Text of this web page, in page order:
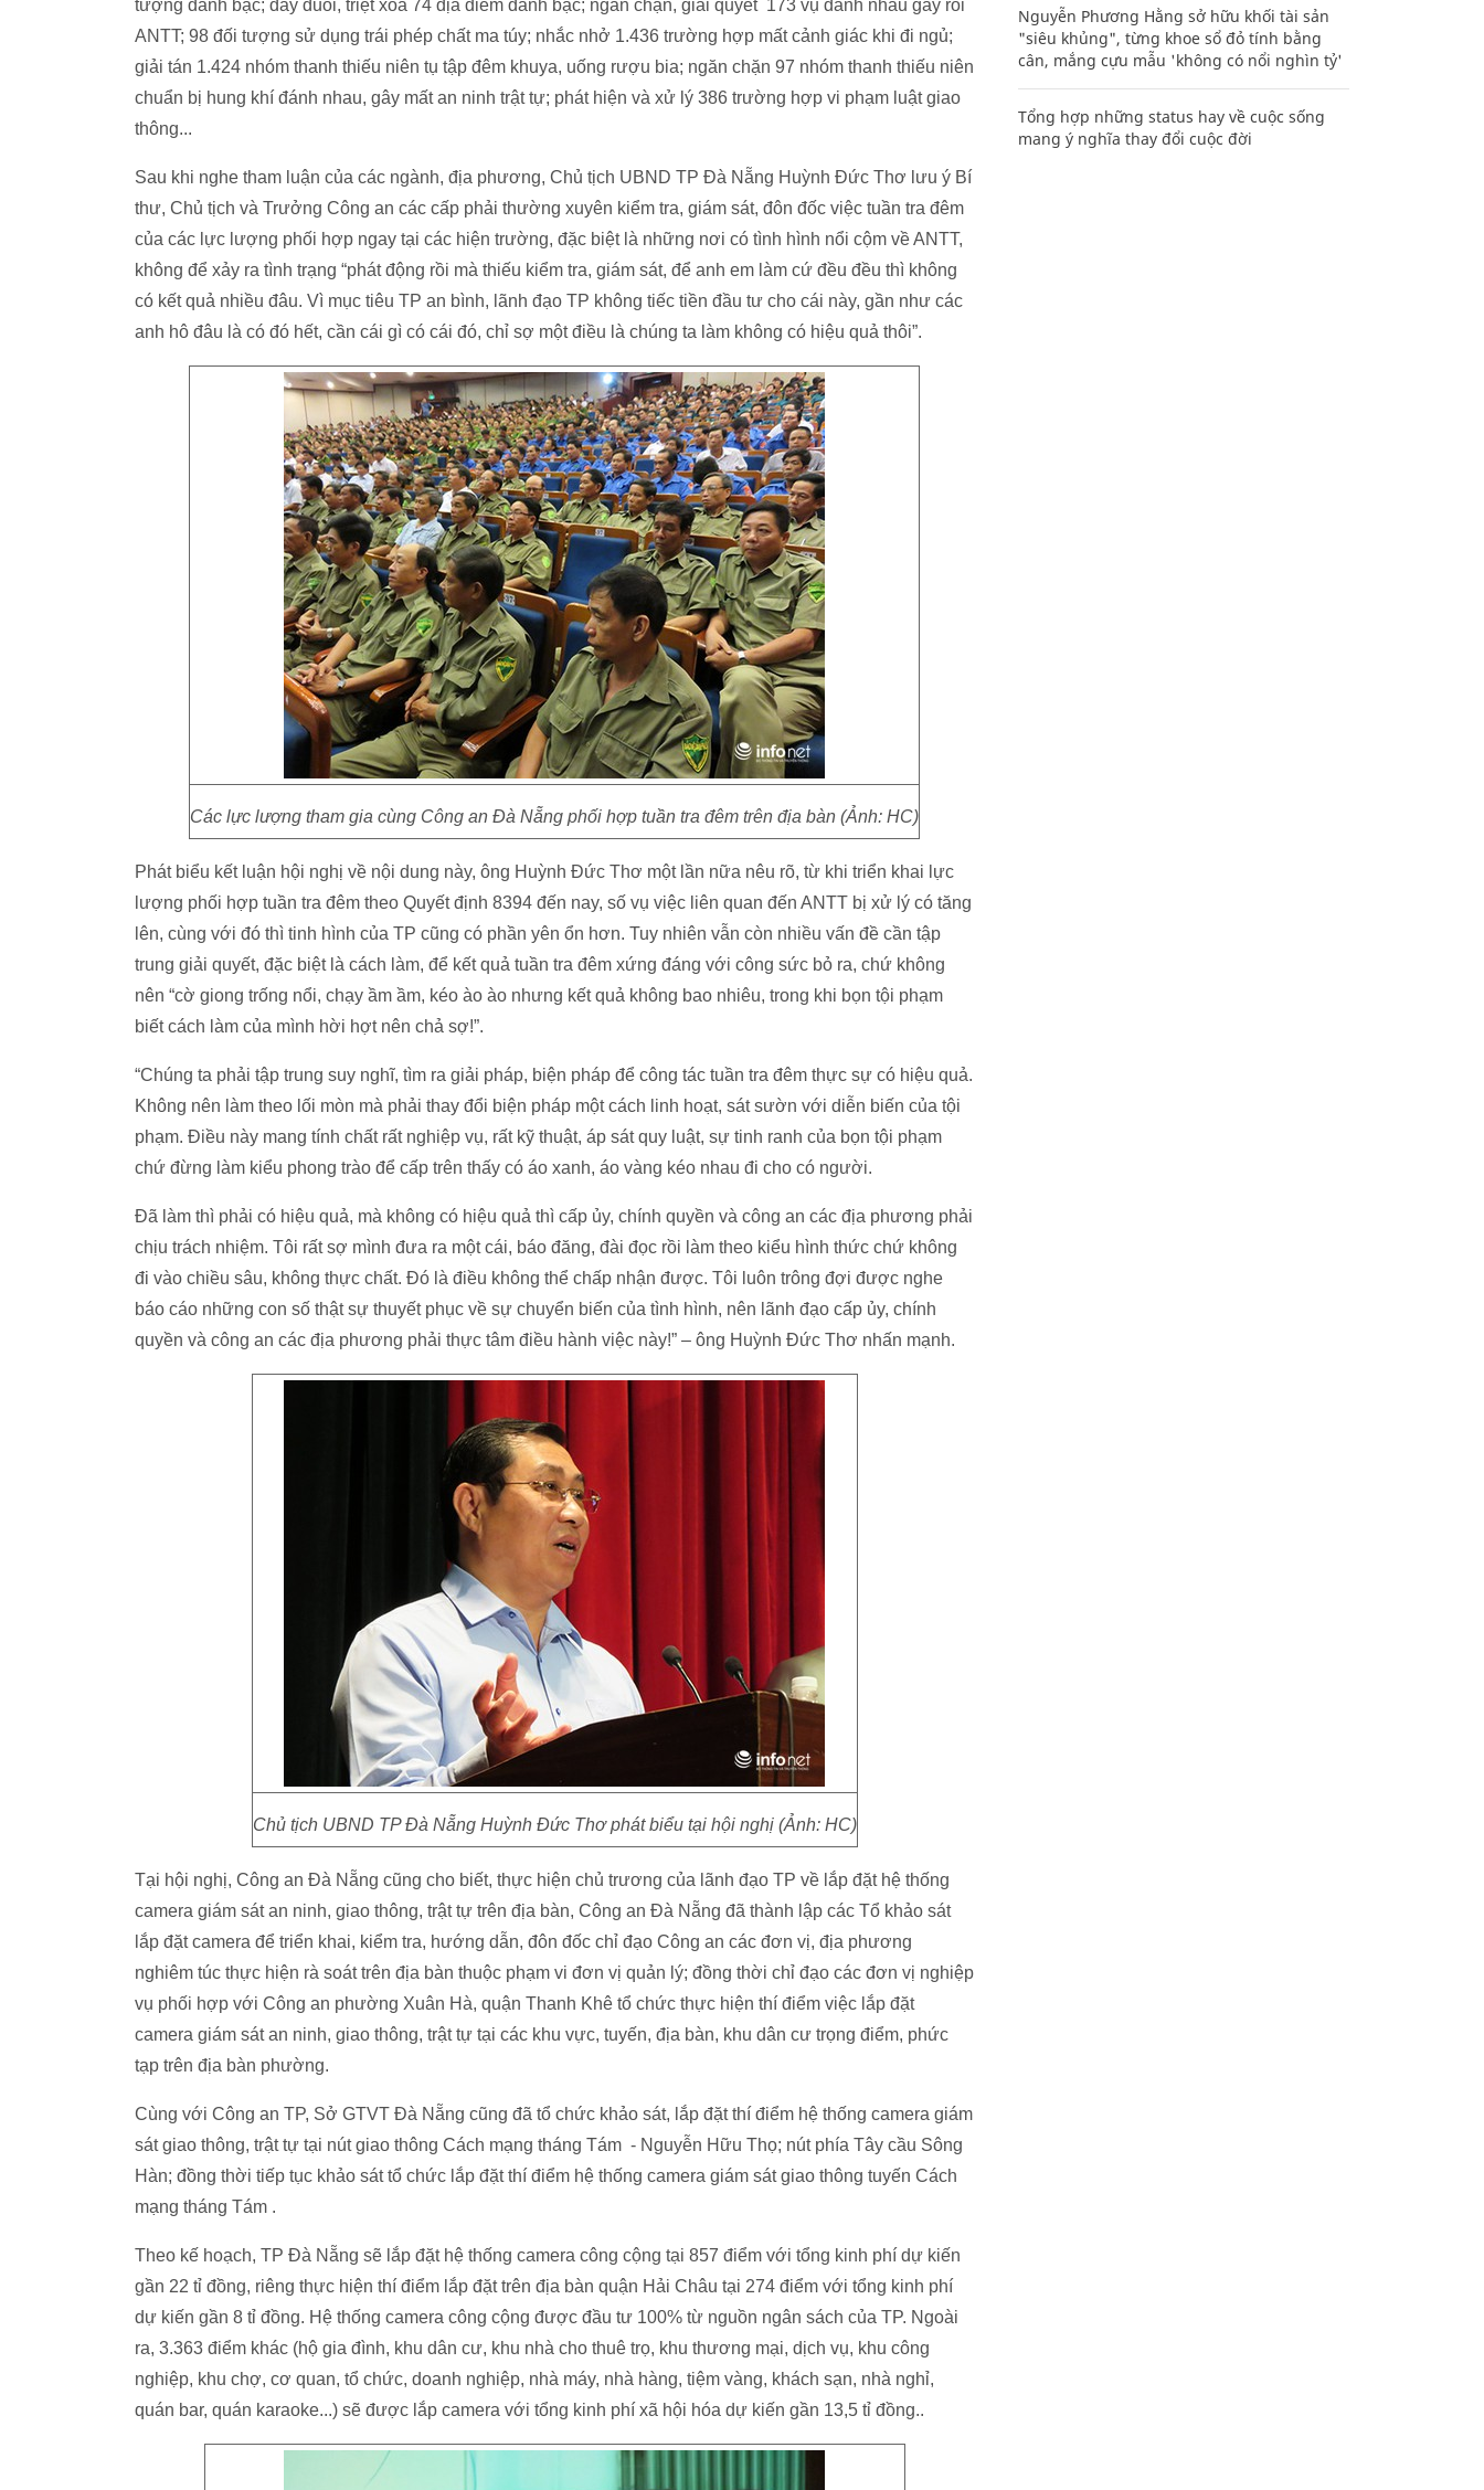
tượng đánh bạc; đẩy đuổi, triệt xóa 74 địa điểm đánh bạc; ngăn chặn, giải quyết 173 vụ đánh nhau gây rối
ANTT; 98 đối tượng sử dụng trái phép chất ma túy; nhắc nhở 1.436 trường hợp mất cảnh giác khi đi ngủ;
giải tán 1.424 nhóm thanh thiếu niên tụ tập đêm khuya, uống rượu bia; ngăn chặn 97 nhóm thanh thiếu niên
chuẩn bị hung khí đánh nhau, gây mất an ninh trật tự; phát hiện và xử lý 386 trường hợp vi phạm luật giao
thông...
Sau khi nghe tham luận của các ngành, địa phương, Chủ tịch UBND TP Đà Nẵng Huỳnh Đức Thơ lưu ý Bí
thư, Chủ tịch và Trưởng Công an các cấp phải thường xuyên kiểm tra, giám sát, đôn đốc việc tuần tra đêm
của các lực lượng phối hợp ngay tại các hiện trường, đặc biệt là những nơi có tình hình nổi cộm về ANTT,
không để xảy ra tình trạng “phát động rồi mà thiếu kiểm tra, giám sát, để anh em làm cứ đều đều thì không
có kết quả nhiều đâu. Vì mục tiêu TP an bình, lãnh đạo TP không tiếc tiền đầu tư cho cái này, gần như các
anh hô đâu là có đó hết, cần cái gì có cái đó, chỉ sợ một điều là chúng ta làm không có hiệu quả thôi”.
Các lực lượng tham gia cùng Công an Đà Nẵng phối hợp tuần tra đêm trên địa bàn (Ảnh: HC)
Phát biểu kết luận hội nghị về nội dung này, ông Huỳnh Đức Thơ một lần nữa nêu rõ, từ khi triển khai lực
lượng phối hợp tuần tra đêm theo Quyết định 8394 đến nay, số vụ việc liên quan đến ANTT bị xử lý có tăng
lên, cùng với đó thì tinh hình của TP cũng có phần yên ổn hơn. Tuy nhiên vẫn còn nhiều vấn đề cần tập
trung giải quyết, đặc biệt là cách làm, để kết quả tuần tra đêm xứng đáng với công sức bỏ ra, chứ không
nên “cờ giong trống nổi, chạy ầm ầm, kéo ào ào nhưng kết quả không bao nhiêu, trong khi bọn tội phạm
biết cách làm của mình hời hợt nên chả sợ!”.
“Chúng ta phải tập trung suy nghĩ, tìm ra giải pháp, biện pháp để công tác tuần tra đêm thực sự có hiệu quả.
Không nên làm theo lối mòn mà phải thay đổi biện pháp một cách linh hoạt, sát sườn với diễn biến của tội
phạm. Điều này mang tính chất rất nghiệp vụ, rất kỹ thuật, áp sát quy luật, sự tinh ranh của bọn tội phạm
chứ đừng làm kiểu phong trào để cấp trên thấy có áo xanh, áo vàng kéo nhau đi cho có người.
Đã làm thì phải có hiệu quả, mà không có hiệu quả thì cấp ủy, chính quyền và công an các địa phương phải
chịu trách nhiệm. Tôi rất sợ mình đưa ra một cái, báo đăng, đài đọc rồi làm theo kiểu hình thức chứ không
đi vào chiều sâu, không thực chất. Đó là điều không thể chấp nhận được. Tôi luôn trông đợi được nghe
báo cáo những con số thật sự thuyết phục về sự chuyển biến của tình hình, nên lãnh đạo cấp ủy, chính
quyền và công an các địa phương phải thực tâm điều hành việc này!” – ông Huỳnh Đức Thơ nhấn mạnh.
Chủ tịch UBND TP Đà Nẵng Huỳnh Đức Thơ phát biểu tại hội nghị (Ảnh: HC)
Tại hội nghị, Công an Đà Nẵng cũng cho biết, thực hiện chủ trương của lãnh đạo TP về lắp đặt hệ thống
camera giám sát an ninh, giao thông, trật tự trên địa bàn, Công an Đà Nẵng đã thành lập các Tổ khảo sát
lắp đặt camera để triển khai, kiểm tra, hướng dẫn, đôn đốc chỉ đạo Công an các đơn vị, địa phương
nghiêm túc thực hiện rà soát trên địa bàn thuộc phạm vi đơn vị quản lý; đồng thời chỉ đạo các đơn vị nghiệp
vụ phối hợp với Công an phường Xuân Hà, quận Thanh Khê tổ chức thực hiện thí điểm việc lắp đặt
camera giám sát an ninh, giao thông, trật tự tại các khu vực, tuyến, địa bàn, khu dân cư trọng điểm, phức
tạp trên địa bàn phường.
Cùng với Công an TP, Sở GTVT Đà Nẵng cũng đã tổ chức khảo sát, lắp đặt thí điểm hệ thống camera giám
sát giao thông, trật tự tại nút giao thông Cách mạng tháng Tám - Nguyễn Hữu Thọ; nút phía Tây cầu Sông
Hàn; đồng thời tiếp tục khảo sát tổ chức lắp đặt thí điểm hệ thống camera giám sát giao thông tuyến Cách
mạng tháng Tám .
Theo kế hoạch, TP Đà Nẵng sẽ lắp đặt hệ thống camera công cộng tại 857 điểm với tổng kinh phí dự kiến
gần 22 tỉ đồng, riêng thực hiện thí điểm lắp đặt trên địa bàn quận Hải Châu tại 274 điểm với tổng kinh phí
dự kiến gần 8 tỉ đồng. Hệ thống camera công cộng được đầu tư 100% từ nguồn ngân sách của TP. Ngoài
ra, 3.363 điểm khác (hộ gia đình, khu dân cư, khu nhà cho thuê trọ, khu thương mại, dịch vụ, khu công
nghiệp, khu chợ, cơ quan, tổ chức, doanh nghiệp, nhà máy, nhà hàng, tiệm vàng, khách sạn, nhà nghỉ,
quán bar, quán karaoke...) sẽ được lắp camera với tổng kinh phí xã hội hóa dự kiến gần 13,5 tỉ đồng..
Nguyễn Phương Hằng sở hữu khối tài sản
"siêu khủng", từng khoe sổ đỏ tính bằng
cân, mắng cựu mẫu 'không có nổi nghìn tỷ'
Tổng hợp những status hay về cuộc sống
mang ý nghĩa thay đổi cuộc đời